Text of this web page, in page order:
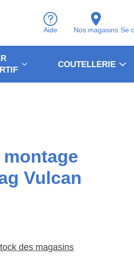
Aide Nos magasins Se
COUTELLERIE
Vulcan
des magasins